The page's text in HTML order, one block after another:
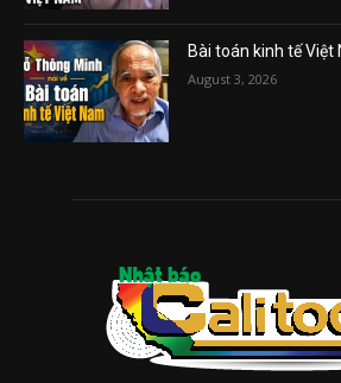
Bài toán kinh tế Việt
August 3, 2026